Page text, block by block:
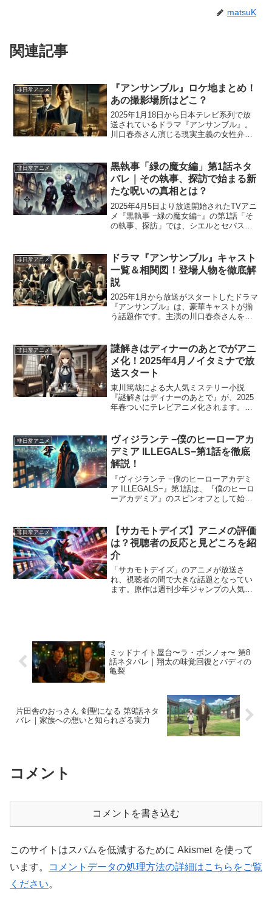
matsuK
関連記事
非日常アニメ
『アンサンブル』ロケ地まとめ！
あの撮影場所はどこ？
2025年1月18日から日本テレビ系列で放
送されているドラマ『アンサンブル』。
川口春奈さん演じる現実主義の女性弁護
ルラブストーリーです。本記事では、ド
ラマのロケ地を詳し...
非日常アニメ
黒執事「緑の魔女編」第1話ネタ
バレ｜その執事、探訪で始まる新
たな呪いの真相とは？
2025年4月5日より放送開始されたTVアニ
メ『黒執事 −緑の魔女編−』の第1話「そ
の執事、探訪」では、シエルとセバスチ
ました。人狼の森、魔女の呪い、そし
て“緑の魔...
非日常アニメ
ドラマ『アンサンブル』キャスト
一覧＆相関図！登場人物を徹底解
説
2025年1月から放送がスタートしたドラマ
『アンサンブル』は、豪華キャストが揃
う話題作です。主演の川口春奈さんをは
模様が描かれています。本記事では、
『アンサンブル』のキ...
非日常アニメ
謎解きはディナーのあとでがアニ
メ化！2025年4月ノイタミナで放
送スタート
東川篤哉による大人気ミステリー小説
『謎解きはディナーのあとで』が、2025
年春ついにテレビアニメ化されます。フ
花澤香菜、毒舌執事・影山役を梶裕貴、
麗子の上司・風祭警部役...
非日常アニメ
ヴィジランテ −僕のヒーローアカ
デミア ILLEGALS−第1話を徹底
解説！
『ヴィジランテ −僕のヒーローアカデミ
ア ILLEGALS−』第1話は、『僕のヒーロ
ーアカデミア』のスピンオフとして始ま
ンテ（非合法ヒーロー）」たちの視点で
描かれます。冴...
非日常アニメ
【サカモトデイズ】アニメの評価
は？視聴者の反応と見どころを紹
介
「サカモトデイズ」のアニメが放送さ
れ、視聴者の間で大きな話題となってい
ます。原作は週刊少年ジャンプの人気作
ミッドナイト屋台〜ラ・ボンノォ〜 第8
話ネタバレ｜翔太の味覚回復とバディの
亀裂
片田舎のおっさん 剣聖になる 第9話ネタ
バレ｜家族への想いと知られざる実力
コメント
コメントを書き込む
このサイトはスパムを低減するために Akismet を使って
います。
コメントデータの処理方法の詳細はこちらをご覧
ください。